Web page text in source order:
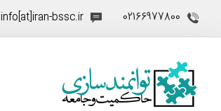
02166977800
info[at]iran-bssc.ir